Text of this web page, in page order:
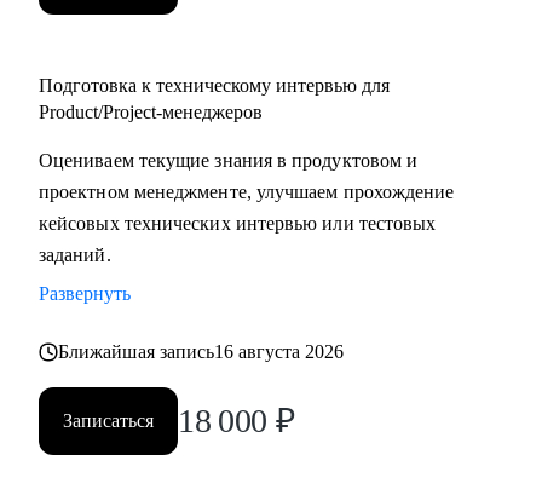
Подготовка к техническому интервью для
Product/Project-менеджеров
Оцениваем текущие знания в продуктовом и
проектном менеджменте, улучшаем прохождение
кейсовых технических интервью или тестовых
заданий.
Развернуть
Ближайшая запись16 августа 2026
Записаться 18 000 ₽